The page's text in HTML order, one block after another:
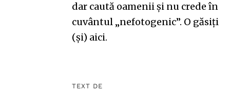
dar caută oamenii și nu crede în
cuvântul „nefotogenic”. O găsiți
(și) aici.
TEXT DE